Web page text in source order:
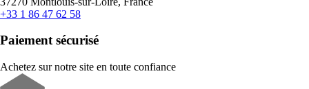
+33 1 86 47 62 58
Paiement sécurisé
Achetez sur notre site en toute confiance